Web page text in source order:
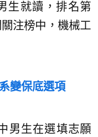
生就讀，排名第
注榜中，機械工
變保底選項
男生在選填志願